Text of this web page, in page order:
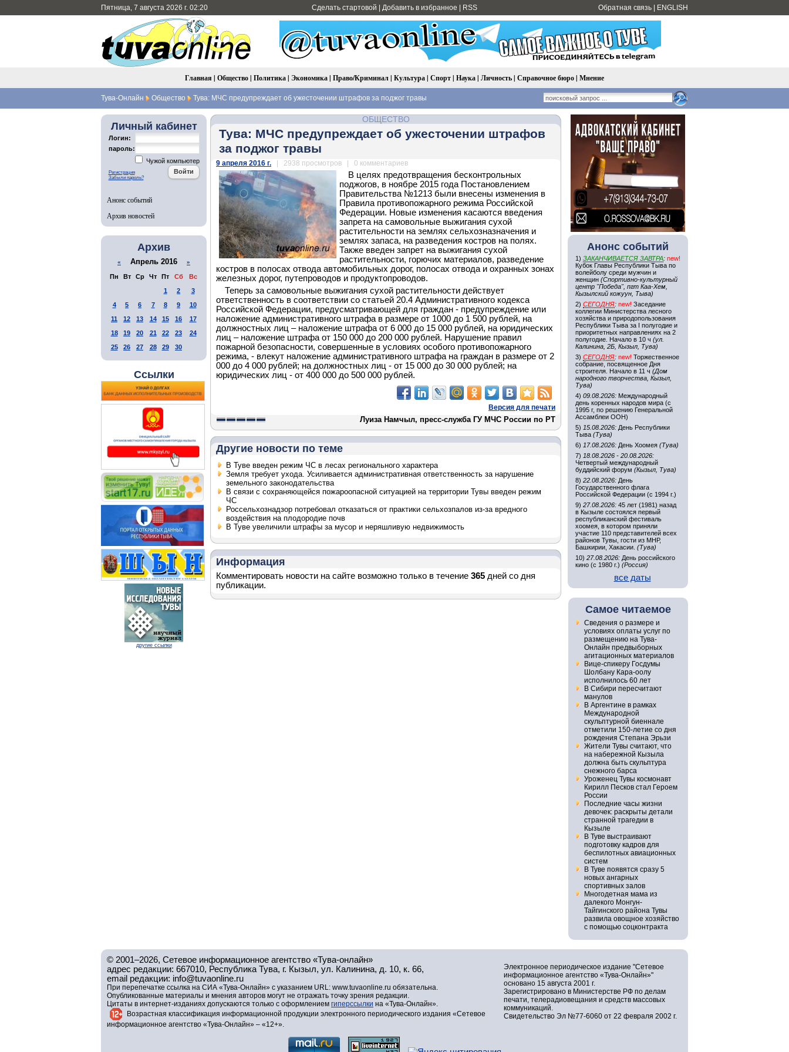
Пятница, 7 августа 2026 г. 02:20 Сделать стартовой Добавить в избранное RSS Обратная связь ENGLISH
Главная | Общество| Политика| Экономика| Право/Криминал| Культура| Спорт| Наука| Личность| Справочное бюро| Мнение
Тува-Онлайн Общество Тува: МЧС предупреждает об ужесточении штрафов за поджог травы
Личный кабинет
Логин:
пароль:
Чужой компьютер
Регистрация
Забыли пароль?
Анонс событий
Архив новостей
Архив
« Апрель 2016 »
Пн Вт Ср Чт Пт Сб
Вс
1
2
3
4
5 6 7 8 9
10
11
12 13 14 15 16
17
18
19 20 21 22 23
24
25
26 27 28 29 30
Ссылки
другие ссылки
ОБЩЕСТВО
Тува: МЧС предупреждает об ужесточении штрафов
за поджог травы
9 апреля 2016 г. | 2938 просмотров | 0 комментариев
В целях предотвращения бесконтрольных
поджогов, в ноябре 2015 года Постановлением
Правительства №1213 были внесены изменения в
Правила противопожарного режима Российской
Федерации. Новые изменения касаются введения
запрета на самовольные выжигания сухой
растительности на землях сельхозназначения и
землях запаса, на разведения костров на полях.
Также введен запрет на выжигания сухой
растительности, горючих материалов, разведение
костров в полосах отвода автомобильных дорог, полосах отвода и охранных зонах
железных дорог, путепроводов и продуктопроводов.
Теперь за самовольные выжигания сухой растительности действует
ответственность в соответствии со статьей 20.4 Административного кодекса
Российской Федерации, предусматривающей для граждан - предупреждение или
наложение административного штрафа в размере от 1000 до 1 500 рублей, на
должностных лиц – наложение штрафа от 6 000 до 15 000 рублей, на юридических
лиц – наложение штрафа от 150 000 до 200 000 рублей. Нарушение правил
пожарной безопасности, совершенные в условиях особого противопожарного
режима, - влекут наложение административного штрафа на граждан в размере от 2
000 до 4 000 рублей; на должностных лиц - от 15 000 до 30 000 рублей; на
юридических лиц - от 400 000 до 500 000 рублей.
Версия для печати
Луиза Намчыл, пресс-служба ГУ МЧС России по РТ
Другие новости по теме
В Туве введен режим ЧС в лесах регионального характера
Земля требует ухода. Усиливается административная ответственность за нарушение
земельного законодательства
В связи с сохраняющейся пожароопасной ситуацией на территории Тувы введен режим
ЧС
Россельхознадзор потребовал отказаться от практики сельхозпалов из-за вредного
воздействия на плодородие почв
В Туве увеличили штрафы за мусор и неряшливую недвижимость
Информация
Комментировать новости на сайте возможно только в течение 365 дней со дня
публикации.
Анонс событий
1) ЗАКАНЧИВАЕТСЯ ЗАВТРА: new!
Кубок Главы Республики Тыва по
волейболу среди мужчин и
женщин (Спортивно-культурный
центр "Победа", пгт Каа-Хем,
Кызылский кожуун, Тыва)
2) СЕГОДНЯ: new! Заседание
коллегии Министерства лесного
хозяйства и природопользования
Республики Тыва за I полугодие и
приоритетных направлениях на 2
полугодие. Начало в 10 ч (ул.
Калинина, 2Б, Кызыл, Тува)
3) СЕГОДНЯ: new! Торжественное
собрание, посвященное Дня
строителя. Начало в 11 ч (Дом
народного творчества, Кызыл,
Тува)
4) 09.08.2026: Международный
день коренных народов мира (с
1995 г, по решению Генеральной
Ассамблеи ООН)
5) 15.08.2026: День Республики
Тыва (Тува)
6) 17.08.2026: День Хоомея (Тува)
7) 18.08.2026 - 20.08.2026:
Четвертый международный
буддийский форум (Кызыл, Тува)
8) 22.08.2026: День
Государственного флага
Российской Федерации (с 1994 г.)
9) 27.08.2026: 45 лет (1981) назад
в Кызыле состоялся первый
республиканский фестиваль
хоомея, в котором приняли
участие 110 представителей всех
районов Тувы, гости из МНР,
Башкирии, Хакасии. (Тува)
10) 27.08.2026: День российского
кино (с 1980 г.) (Россия)
все даты
Самое читаемое
Сведения о размере и
условиях оплаты услуг по
размещению на Тува-
Онлайн предвыборных
агитационных материалов
Вице-спикеру Госдумы
Шолбану Кара-оолу
исполнилось 60 лет
В Сибири пересчитают
манулов
В Аргентине в рамках
Международной
скульптурной биеннале
отметили 150-летие со дня
рождения Степана Эрьзи
Жители Тувы считают, что
на набережной Кызыла
должна быть скульптура
снежного барса
Уроженец Тувы космонавт
Кирилл Песков стал Героем
России
Последние часы жизни
девочек: раскрыты детали
странной трагедии в
Кызыле
В Туве выстраивают
подготовку кадров для
беспилотных авиационных
систем
В Туве появятся сразу 5
новых ангарных
спортивных залов
Многодетная мама из
далекого Монгун-
Тайгинского района Тувы
развила овощное хозяйство
с помощью соцконтракта
© 2001–2026, Сетевое информационное агентство «Тува-онлайн»
адрес редакции: 667010, Республика Тува, г. Кызыл, ул. Калинина, д. 10, к. 66,
email редакции: info@tuvaonline.ru
При перепечатке ссылка на СИА «Тува-Онлайн» с указанием URL: www.tuvaonline.ru обязательна.
Опубликованные материалы и мнения авторов могут не отражать точку зрения редакции.
Цитаты в интернет-изданиях допускаются только с оформлением гиперссылки на «Тува-Онлайн».
Возрастная классификация информационной продукции электронного периодического издания «Сетевое
информационное агентство «Тува-Онлайн» – «12+».
Электронное периодическое издание "Сетевое
информационное агентство «Тува-Онлайн»"
основано 15 августа 2001 г.
Зарегистрировано в Министерстве РФ по делам
печати, телерадиовещания и средств массовых
коммуникаций.
Свидетельство Эл №77-6060 от 22 февраля 2002 г.